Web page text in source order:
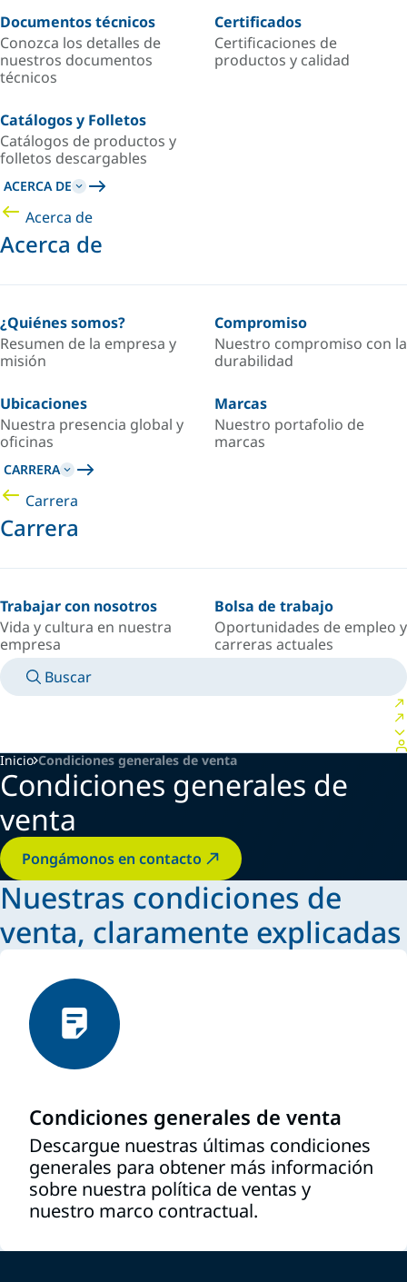
Documentos técnicos
Conozca los detalles de
nuestros documentos
técnicos
Certificados
Certificaciones de
productos y calidad
Catálogos y Folletos
Catálogos de productos y
folletos descargables
ACERCA DE
Acerca de
Acerca de
¿Quiénes somos?
Resumen de la empresa y
misión
Compromiso
Nuestro compromiso con la
durabilidad
Ubicaciones
Nuestra presencia global y
oficinas
Marcas
Nuestro portafolio de
marcas
CARRERA
Carrera
Carrera
Trabajar con nosotros
Vida y cultura en nuestra
empresa
Bolsa de trabajo
Oportunidades de empleo y
carreras actuales
Buscar
Inicio Condiciones generales de venta
Condiciones generales de
venta
Pongámonos en contacto
Nuestras condiciones de
venta, claramente explicadas
Condiciones generales de venta
Descargue nuestras últimas condiciones
generales para obtener más información
sobre nuestra política de ventas y
nuestro marco contractual.